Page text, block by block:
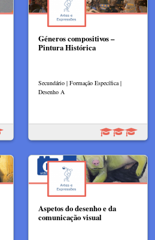
Géneros compositivos –
Pintura Histórica​
Secundário | Formação Específica |
Desenho A
Aspetos do desenho e da
comunicação visual